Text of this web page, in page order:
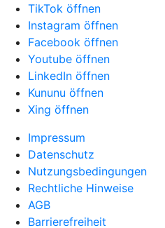
TikTok öffnen
Instagram öffnen
Facebook öffnen
Youtube öffnen
LinkedIn öffnen
Kununu öffnen
Xing öffnen
Impressum
Datenschutz
Nutzungsbedingungen
Rechtliche Hinweise
AGB
Barrierefreiheit